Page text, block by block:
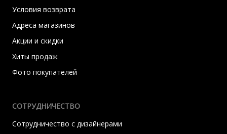
Условия возврата
Адреса магазинов
Акции и скидки
Хиты продаж
Фото покупателей
СОТРУДНИЧЕСТВО
Сотрудничество с дизайнерами